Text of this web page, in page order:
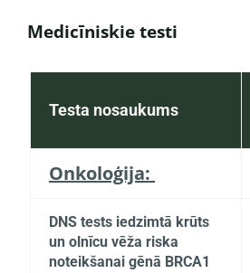
Medicīniskie testi
Testa nosaukums
Onkoloģija:
DNS tests iedzimtā krūts
un olnīcu vēža riska
noteikšanai gēnā BRCA1